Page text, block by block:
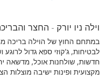
וילה ניו יורק - החצר
במתחם החוץ של הוילה בריכה
לבטיחות, ג'קוזי ספא גדול לרוגע
חדשות, שולחנות אוכל, מדשאה
מקצועית ופינות ישיבה מוצלות